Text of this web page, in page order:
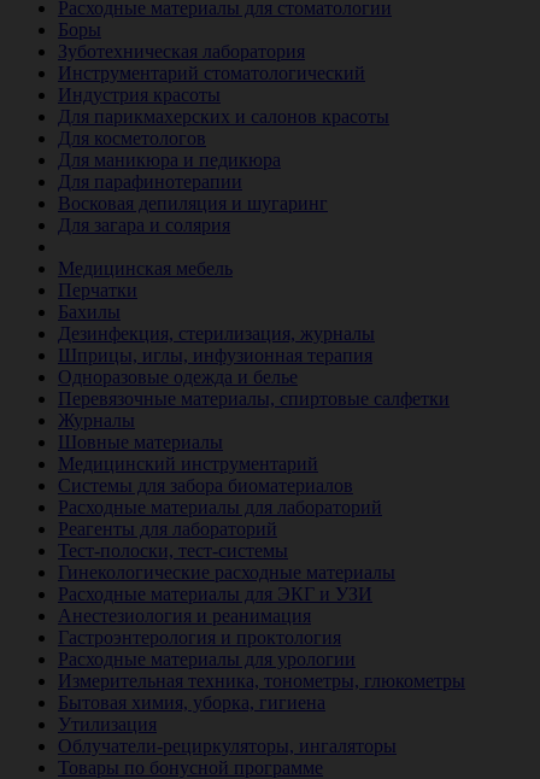
Расходные материалы для стоматологии
Боры
Зуботехническая лаборатория
Инструментарий стоматологический
Индустрия красоты
Для парикмахерских и салонов красоты
Для косметологов
Для маникюра и педикюра
Для парафинотерапии
Восковая депиляция и шугаринг
Для загара и солярия
Медицинская мебель
Перчатки
Бахилы
Дезинфекция, стерилизация, журналы
Шприцы, иглы, инфузионная терапия
Одноразовые одежда и белье
Перевязочные материалы, спиртовые салфетки
Журналы
Шовные материалы
Медицинский инструментарий
Системы для забора биоматериалов
Расходные материалы для лабораторий
Реагенты для лабораторий
Тест-полоски, тест-системы
Гинекологические расходные материалы
Расходные материалы для ЭКГ и УЗИ
Анестезиология и реанимация
Гастроэнтерология и проктология
Расходные материалы для урологии
Измерительная техника, тонометры, глюкометры
Бытовая химия, уборка, гигиена
Утилизация
Облучатели-рециркуляторы, ингаляторы
Товары по бонусной программе